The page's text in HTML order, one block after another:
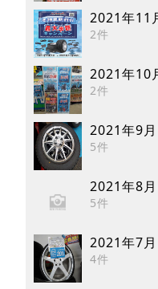
2021年11
2件
2021年10
2件
2021年9月
5件
2021年8月
5件
2021年7月
4件